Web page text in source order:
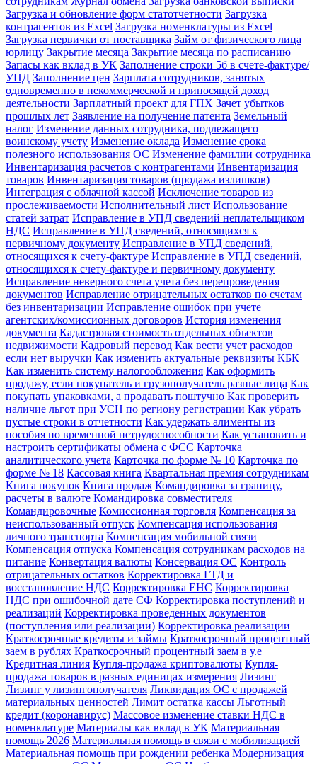
Загрузка и обновление форм статотчетности Загрузка
контрагентов из Excel Загрузка номенклатуры из Excel
Загрузка первички от поставщика Займ от физического лица
юрлицу Закрытие месяца Закрытие месяца по расписанию
Запасы как вклад в УК Заполнение строки 5б в счете-фактуре/
УПД Заполнение цен Зарплата сотрудников, занятых
одновременно в некоммерческой и приносящей доход
деятельности Зарплатный проект для ГПХ Зачет убытков
прошлых лет Заявление на получение патента Земельный
налог Изменение данных сотрудника, подлежащего
воинскому учету Изменение оклада Изменение срока
полезного использования ОС Изменение фамилии сотрудника
Инвентаризация расчетов с контрагентами Инвентаризация
товаров Инвентаризация товаров (продажа излишков)
Интеграция с облачной кассой Исключение товаров из
прослеживаемости Исполнительный лист Использование
статей затрат Исправление в УПД сведений неплательщиком
НДС Исправление в УПД сведений, относящихся к
первичному документу Исправление в УПД сведений,
относящихся к счету-фактуре Исправление в УПД сведений,
относящихся к счету-фактуре и первичному документу
Исправление неверного счета учета без перепроведения
документов Исправление отрицательных остатков по счетам
без инвентаризации Исправление ошибок при учете
агентских/комиссионных договоров История изменения
документа Кадастровая стоимость отдельных объектов
недвижимости Кадровый перевод Как вести учет расходов
если нет выручки Как изменить актуальные реквизиты КБК
Как изменить систему налогообложения Как оформить
продажу, если покупатель и грузополучатель разные лица Как
покупать упаковками, а продавать поштучно Как проверить
наличие льгот при УСН по региону регистрации Как убрать
пустые строки в отчетности Как удержать алименты из
пособия по временной нетрудоспособности Как установить и
настроить сертификаты обмена с ФСС Карточка
аналитического учета Карточка по форме № 10 Карточка по
форме № 18 Кассовая книга Квартальная премия сотрудникам
Книга покупок Книга продаж Командировка за границу,
расчеты в валюте Командировка совместителя
Командировочные Комиссионная торговля Компенсация за
неиспользованный отпуск Компенсация использования
личного транспорта Компенсация мобильной связи
Компенсация отпуска Компенсация сотрудникам расходов на
питание Конвертация валюты Консервация ОС Контроль
отрицательных остатков Корректировка ГТД и
восстановление НДС Корректировка ЕНС Корректировка
НДС при ошибочной дате СФ Корректировка поступлений и
реализаций Корректировка проведенных документов
(поступления или реализации) Корректировка реализации
Краткосрочные кредиты и займы Краткосрочный процентный
заем в рублях Краткосрочный процентный заем в у.е
Кредитная линия Купля-продажа криптовалюты Купля-
продажа товаров в разных единицах измерения Лизинг
Лизинг у лизингополучателя Ликвидация ОС с продажей
материальных ценностей Лимит остатка кассы Льготный
кредит (коронавирус) Массовое изменение ставки НДС в
номенклатуре Материалы как вклад в УК Материальная
помощь 2026 Материальная помощь в связи с мобилизацией
Материальная помощь при рождении ребенка Модернизация